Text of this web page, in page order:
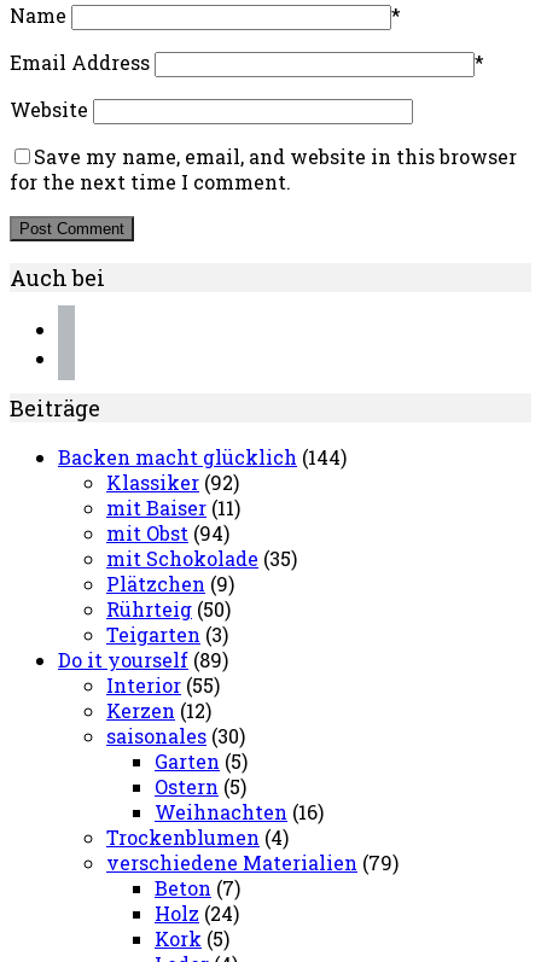
Name
*
Email Address
*
Website
Save my name, email, and website in this browser
for the next time I comment.
Auch bei
Beiträge
Backen macht glücklich (144)
Klassiker (92)
mit Baiser (11)
mit Obst (94)
mit Schokolade (35)
Plätzchen (9)
Rührteig (50)
Teigarten (3)
Do it yourself (89)
Interior (55)
Kerzen (12)
saisonales (30)
Garten (5)
Ostern (5)
Weihnachten (16)
Trockenblumen (4)
verschiedene Materialien (79)
Beton (7)
Holz (24)
Kork (5)